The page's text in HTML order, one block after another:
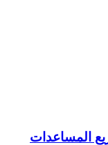
المساعدات